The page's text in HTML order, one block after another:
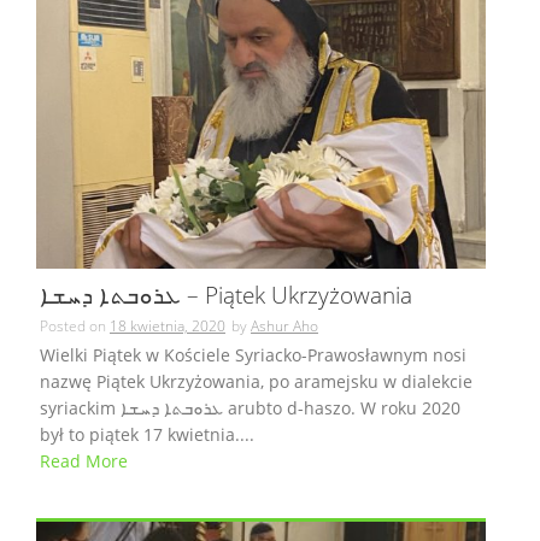
ܥܪܘܒܬܐ ܕܚܫܐ – Piątek Ukrzyżowania
Posted on 18 kwietnia, 2020 byAshur Aho
Wielki Piątek w Kościele Syriacko-Prawosławnym nosi
nazwę Piątek Ukrzyżowania, po aramejsku w dialekcie
syriackim ܥܪܘܒܬܐ ܕܚܫܐ arubto d-haszo. W roku 2020
był to piątek 17 kwietnia....
Read More